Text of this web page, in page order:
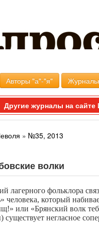
Авторы "а"-"я"
Другие журналы на
» №35, 2013
волки
лагерного фольклора
который
или «Брянский волк
негласное